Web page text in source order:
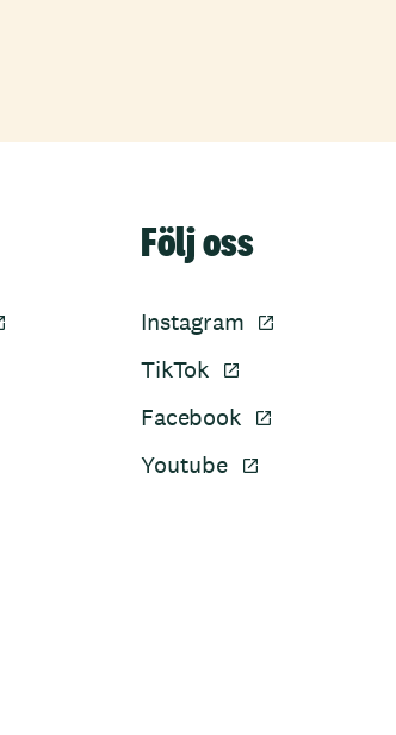
Följ oss
Instagram
TikTok
Facebook
Youtube